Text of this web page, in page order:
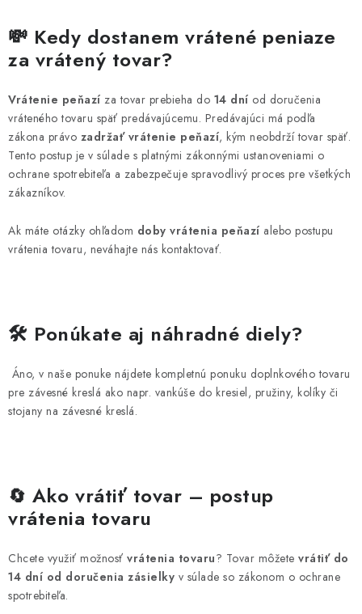
💸 Kedy dostanem vrátené peniaze
za vrátený tovar?
Vrátenie peňazí za tovar prebieha do 14 dní od doručenia
vráteného tovaru späť predávajúcemu. Predávajúci má podľa
zákona právo zadržať vrátenie peňazí, kým neobdrží tovar späť.
Tento postup je v súlade s platnými zákonnými ustanoveniami o
ochrane spotrebiteľa a zabezpečuje spravodlivý proces pre všetkých
zákazníkov.
Ak máte otázky ohľadom doby vrátenia peňazí alebo postupu
vrátenia tovaru, neváhajte nás kontaktovať.
🛠️ Ponúkate aj náhradné diely?
Áno, v naše ponuke nájdete kompletnú ponuku doplnkového tovaru
pre závesné kreslá ako napr. vankúše do kresiel, pružiny, kolíky či
stojany na závesné kreslá.
🔄 Ako vrátiť tovar – postup
vrátenia tovaru
Chcete využiť možnosť vrátenia tovaru? Tovar môžete vrátiť do
14 dní od doručenia zásielky v súlade so zákonom o ochrane
spotrebiteľa.